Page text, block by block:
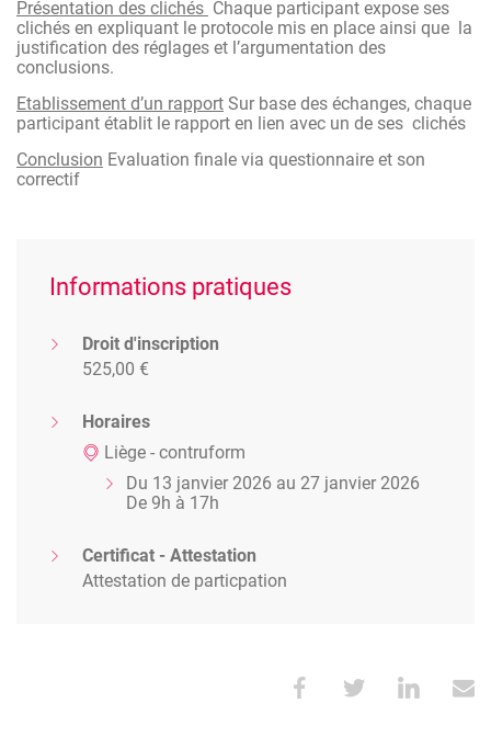
Présentation des clichés Chaque participant expose ses
clichés en expliquant le protocole mis en place ainsi que la
justification des réglages et l’argumentation des
conclusions.
Etablissement d’un rapport Sur base des échanges, chaque
participant établit le rapport en lien avec un de ses clichés
Conclusion Evaluation finale via questionnaire et son
correctif
Informations pratiques
Droit d'inscription
525,00 €
Horaires
Liège - contruform
Du 13 janvier 2026 au 27 janvier 2026
De 9h à 17h
Certificat - Attestation
Attestation de particpation